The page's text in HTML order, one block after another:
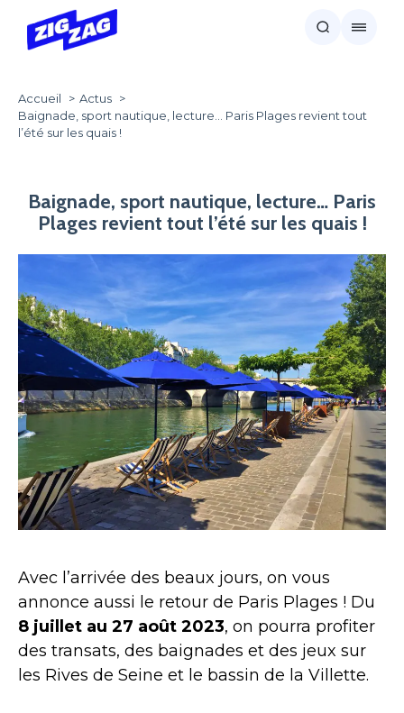
Accueil
Actus
Baignade, sport nautique, lecture… Paris Plages revient tout
l’été sur les quais !
Baignade, sport nautique, lecture… Paris
Plages revient tout l’été sur les quais !
Avec l’arrivée des beaux jours, on vous
annonce aussi le retour de Paris Plages ! Du
8 juillet au 27 août 2023, on pourra profiter
des transats, des baignades et des jeux sur
les Rives de Seine et le bassin de la Villette.